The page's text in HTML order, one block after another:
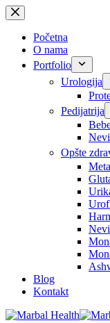
Skip
to
contentPočetna
O nama
Portfolio
Urologija
Pedijatrija
Opšte
Blog
Kontakt